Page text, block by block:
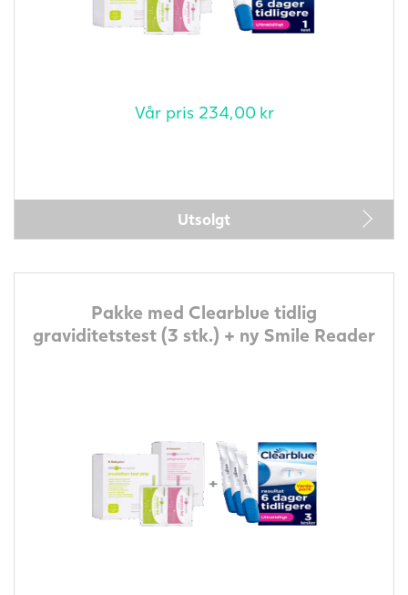
Vår pris 234,00 kr
Utsolgt
Pakke med Clearblue tidlig
graviditetstest (3 stk.) + ny Smile Reader